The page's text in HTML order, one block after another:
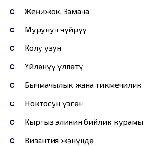
Жеңижок. Замана
Мурунун чүйрүү
Колу узун
Үйлөнүү үлпөтү
Бычмачылык жана тикмечилик
Ноктосун үзгөн
Кыргыз элинин бийлик курамы
Византия жөнүндө